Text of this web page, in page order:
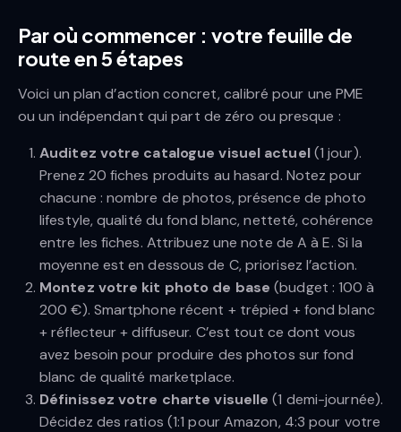
Par où commencer : votre feuille de
route en 5 étapes
Voici un plan d’action concret, calibré pour une PME
ou un indépendant qui part de zéro ou presque :
Auditez votre catalogue visuel actuel(1 jour).
Prenez 20 fiches produits au hasard. Notez pour
chacune : nombre de photos, présence de photo
lifestyle, qualité du fond blanc, netteté, cohérence
entre les fiches. Attribuez une note de A à E. Si la
moyenne est en dessous de C, priorisez l’action.
Montez votre kit photo de base (budget : 100 à
200 €). Smartphone récent + trépied + fond blanc
+ réflecteur + diffuseur. C’est tout ce dont vous
avez besoin pour produire des photos sur fond
blanc de qualité marketplace.
Définissez votre charte visuelle (1 demi-journée).
Décidez des ratios (1:1 pour Amazon, 4:3 pour votre